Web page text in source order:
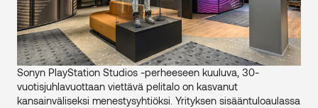
Sonyn PlayStation Studios -perheeseen kuuluva, 30-
vuotisjuhlavuottaan viettävä pelitalo on kasvanut
kansainväliseksi menestysyhtiöksi. Yrityksen sisääntuloaulassa